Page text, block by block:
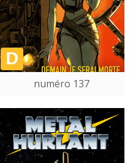
numéro 137